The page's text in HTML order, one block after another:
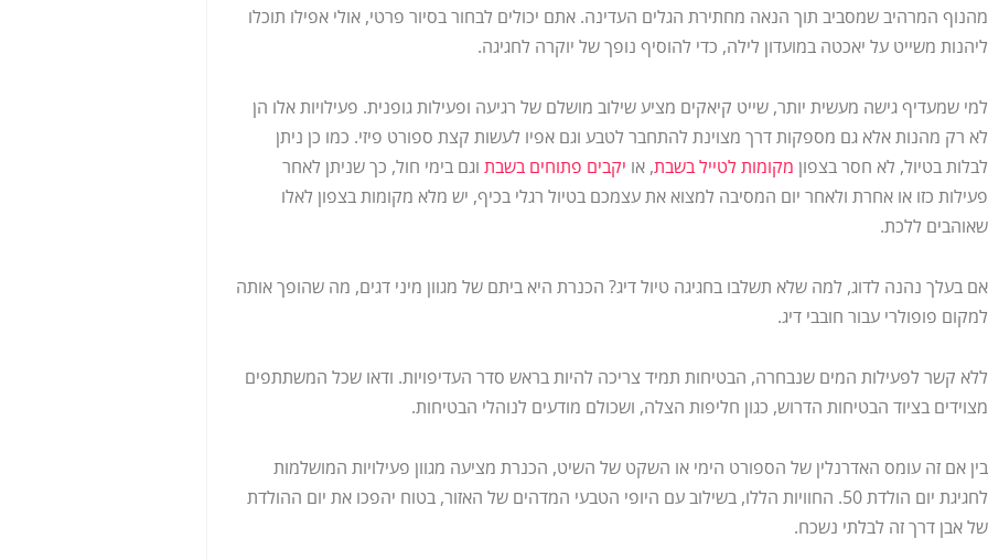
מהנוף המרהיב שמסביב תוך הנאה מחתירת הגלים העדינה. אתם יכולים לבחור בסיור פרטי, אולי אפילו תוכלו
ליהנות משייט על יאכטה במועדון לילה, כדי להוסיף נופך של יוקרה לחגיגה.
למי שמעדיף גישה מעשית יותר, שייט קיאקים מציע שילוב מושלם של רגיעה ופעילות גופנית. פעילויות אלו הן
לא רק מהנות אלא גם מספקות דרך מצוינת להתחבר לטבע וגם אפיו לעשות קצת ספורט פיזי. כמו כן ניתן
לבלות בטיול, לא חסר בצפון מקומות לטייל בשבת, או יקבים פתוחים בשבת וגם בימי חול, כך שניתן לאחר
פעילות כזו או אחרת ולאחר יום המסיבה למצוא את עצמכם בטיול רגלי בכיף, יש מלא מקומות בצפון לאלו
שאוהבים ללכת.
אם בעלך נהנה לדוג, למה שלא תשלבו בחגיגה טיול דיג? הכנרת היא ביתם של מגוון מיני דגים, מה שהופך אותה
למקום פופולרי עבור חובבי דיג.
ללא קשר לפעילות המים שנבחרה, הבטיחות תמיד צריכה להיות בראש סדר העדיפויות. ודאו שכל המשתתפים
מצוידים בציוד הבטיחות הדרוש, כגון חליפות הצלה, ושכולם מודעים לנוהלי הבטיחות.
בין אם זה עומס האדרנלין של הספורט הימי או השקט של השיט, הכנרת מציעה מגוון פעילויות המושלמות
לחגיגת יום הולדת 50. החוויות הללו, בשילוב עם היופי הטבעי המדהים של האזור, בטוח יהפכו את יום ההולדת
של אבן דרך זה לבלתי נשכח.